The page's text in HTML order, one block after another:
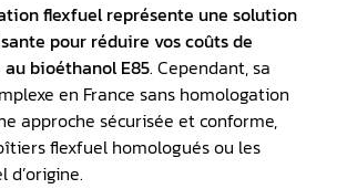
flexfuel représente une solution
pour réduire vos coûts de
bioéthanol E85. Cependant, sa
en France sans homologation
approche sécurisée et conforme,
flexfuel homologués ou les
d’origine.